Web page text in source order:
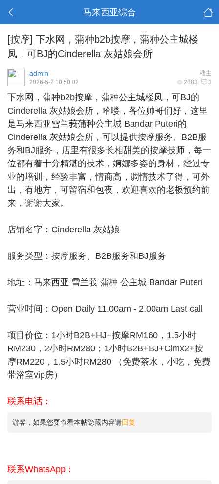
马来西亚综合
[按摩] 下水网，蒲种b2b按摩，蒲种公主城楼
凤，可BJ的Cinderella 灰姑娘会所
楼主
admin
2883 3
2026-6-2 10:50:02
下水网， 蒲种b2b按摩 ，蒲种公主城楼凤，可BJ的
Cinderella 灰姑娘会所，哈喽，各位帅哥们好，这里
是马来西亚雪兰莪蒲种公主城 Bandar Puteri的
Cinderella 灰姑娘会所，可以提供按摩服务、B2B服
务和BJ服务，店里有很多长相甜美的按摩技师，每一
位都有着十分精湛的技术，婀娜多姿的身材，经过专
业的培训，经验丰富，情商高，调情技术了得，可外
出，有地方，可留宿和包夜，欢迎喜欢的老板预约前
来，谢谢大家。
店铺名字：Cinderella 灰姑娘
服务类型：按摩服务、B2B服务和BJ服务
地址：马来西亚 雪兰莪 蒲种 公主城 Bandar Puteri
营业时间：Open Daily 11.00am - 2.00am Last call
项目价位：1小时B2B+HJ+按摩RM160，1.5小时
RM230，2小时RM280；1小时B2B+BJ+Cimx2+按
摩RM220，1.5小时RM280 （免费茶水，小吃，免费
带浴室vip房）
联系电话：
游客，如果您要查看本帖隐藏内容请回复
联系WhatsApp：